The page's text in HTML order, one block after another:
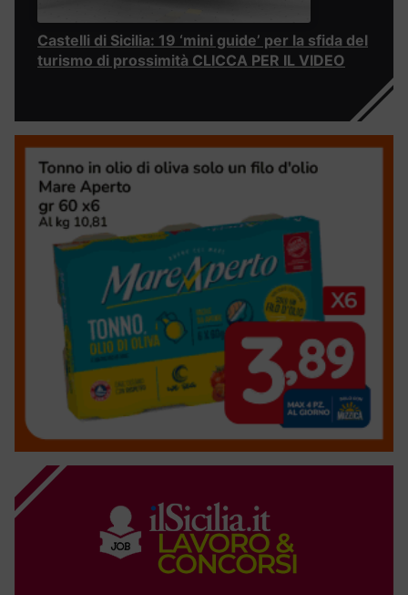
Castelli di Sicilia: 19 ‘mini guide’ per la sfida del
turismo di prossimità CLICCA PER IL VIDEO